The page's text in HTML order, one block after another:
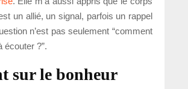
un allié, un signal, parfois un rappel
n’est pas seulement “comment
écouter ?”.
sur le bonheur